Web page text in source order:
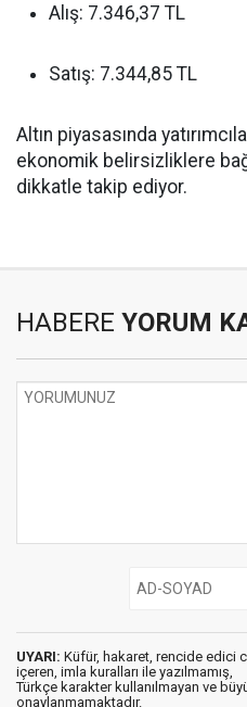
Alış: 7.346,37 TL
Satış: 7.344,85 TL
Altın piyasasında
ekonomik belirsizliklere
dikkatle takip ediyor.
HABERE YORUM
UYARI: Küfür, hakaret, rencide edici
içeren, imla kuralları ile yazılmamış,
Türkçe karakter kullanılmayan ve
onaylanmamaktadır.